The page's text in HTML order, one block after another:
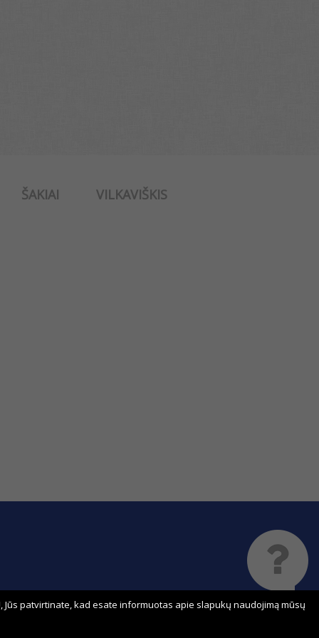
ŠAKIAI
VILKAVIŠKIS
Sprendimas:
Jūs patvirtinate, kad esate informuotas apie slapukų naudojimą mūsų